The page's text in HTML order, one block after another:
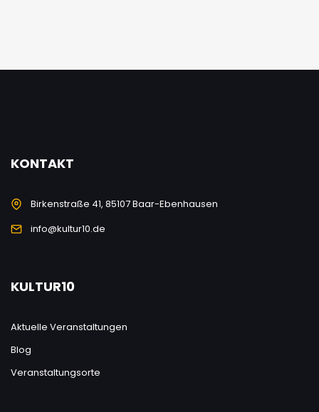
KONTAKT
Birkenstraße 41, 85107 Baar-Ebenhausen
info@kultur10.de
KULTUR10
Aktuelle Veranstaltungen
Blog
Veranstaltungsorte